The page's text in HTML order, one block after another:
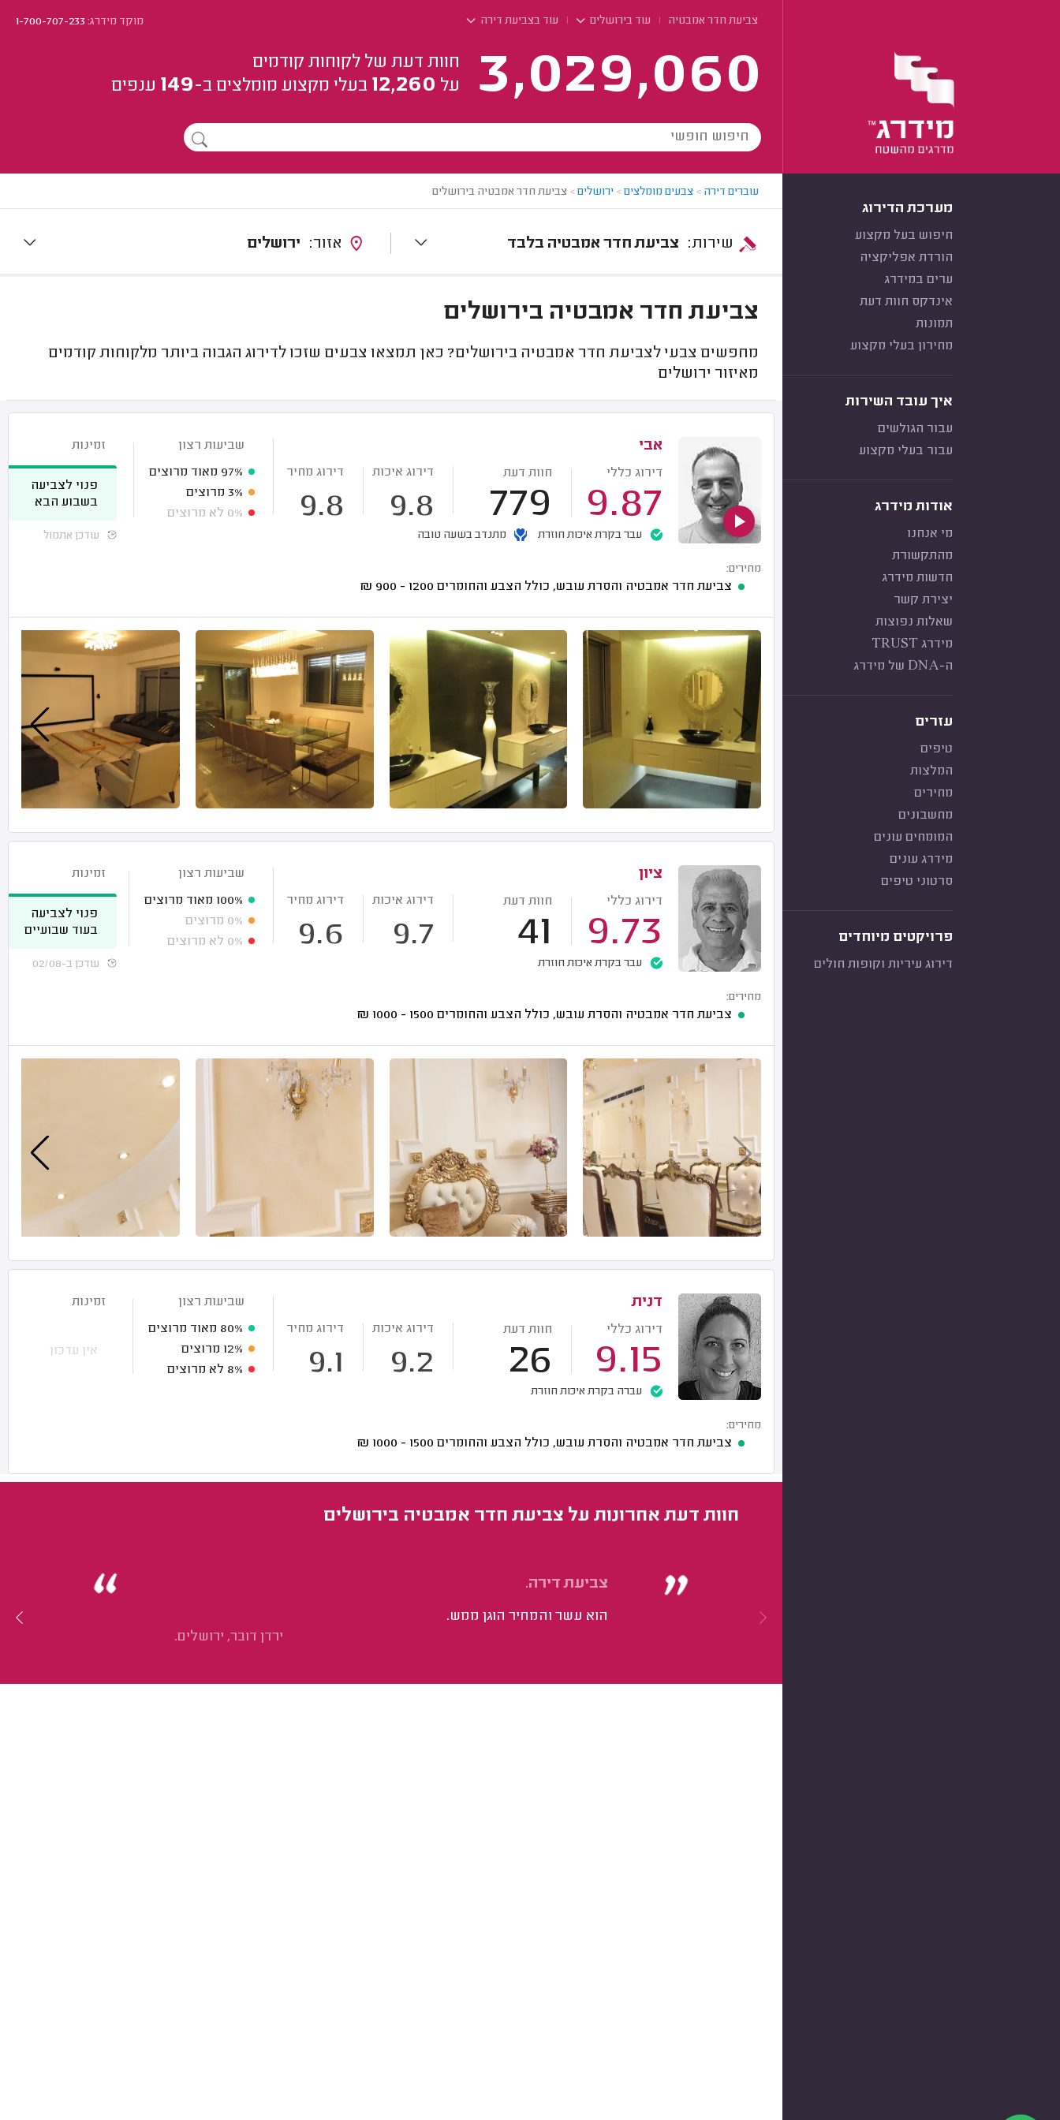
צביעת חדר אמבטיה עוד בירושלים עוד בצביעת דירה מוקד מידרג:1-700-707-233
3,029,060
חוות דעת של לקוחות קודמים
על 12,260 בעלי מקצוע מומלצים ב-149 ענפים
מערכת הדירוג
חיפוש בעל מקצוע
הורדת אפליקציה
ערים במידרג
אינדקס חוות דעת
תמונות
מחירון בעלי מקצוע
איך עובד השירות
עבור הגולשים
עבור בעלי מקצוע
אודות מידרג
מי אנחנו
מהתקשורת
חדשות מידרג
יצירת קשר
שאלות נפוצות
מידרג TRUST
ה-DNA של מידרג
עזרים
טיפים
המלצות
מחירים
מחשבונים
המומחים עונים
מידרג עונים
סרטוני טיפים
פרויקטים מיוחדים
דירוג עיריות וקופות חולים
עוברים דירה > צבעים מומלצים> ירושלים> צביעת חדר אמבטיה בירושלים
צביעת חדר אמבטיה בלבד ירושלים
צביעת חדר אמבטיה בירושלים
מחפשים צבעי לצביעת חדר אמבטיה בירושלים? כאן תמצאו צבעים שזכו לדירוג הגבוה ביותר מלקוחות קודמים
מאיזור ירושלים
אבי
דירוג כללי
9.87
חוות דעת
779
דירוג איכות
9.8
דירוג מחיר
9.8
עבר בקרת איכות חוזרת מתנדב בשעה טובה
שביעות רצון
97% מאוד מרוצים
3% מרוצים
0% לא מרוצים
זמינות
פנוי לצביעה
בשבוע הבא
עודכן אתמול
מחירים:
צביעת חדר אמבטיה והסרת עובש, כולל הצבע והחומרים 1200 - 900
₪
ציון
דירוג כללי
9.73
חוות דעת
41
דירוג איכות
9.7
דירוג מחיר
9.6
עבר בקרת איכות חוזרת
שביעות רצון
100% מאוד מרוצים
0% מרוצים
0% לא מרוצים
זמינות
פנוי לצביעה
בעוד שבועיים
עודכן ב-02/08
מחירים:
צביעת חדר אמבטיה והסרת עובש, כולל הצבע והחומרים 1500 - 1000
₪
דנית
דירוג כללי
9.15
חוות דעת
26
דירוג איכות
9.2
דירוג מחיר
9.1
עברה בקרת איכות חוזרת
שביעות רצון
80% מאוד מרוצים
12% מרוצים
8% לא מרוצים
זמינות
אין עדכון
מחירים:
צביעת חדר אמבטיה והסרת עובש, כולל הצבע והחומרים 1500 - 1000
₪
חוות דעת אחרונות על צביעת חדר אמבטיה בירושלים
צביעת דירה.
הוא עשר והמחיר הוגן ממש.
ירדן דובר, ירושלים.